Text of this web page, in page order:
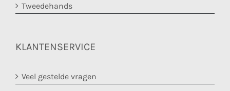
Tweedehands
KLANTENSERVICE
Veel gestelde vragen